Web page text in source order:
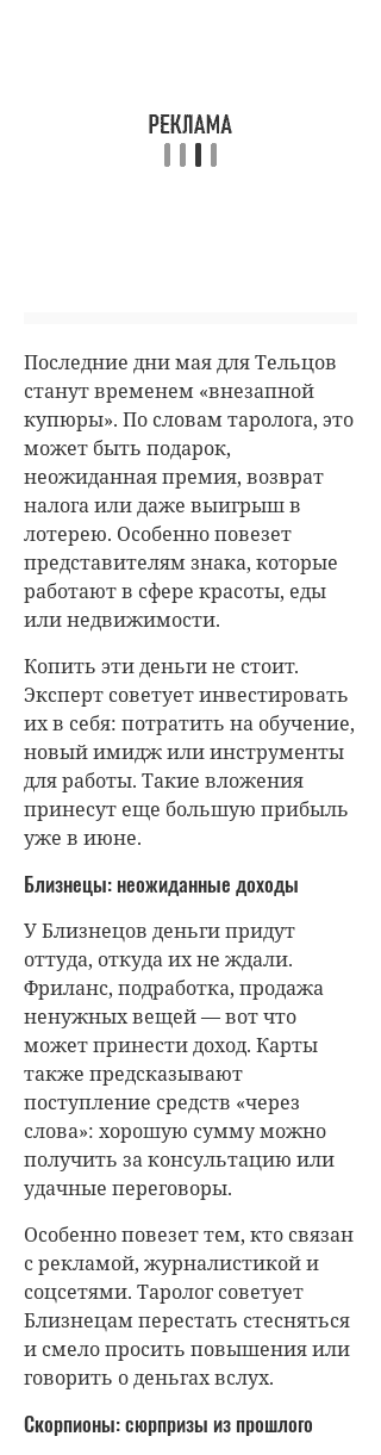
Последние дни мая для Тельцов
станут временем «внезапной
купюры». По словам таролога, это
может быть подарок,
неожиданная премия, возврат
налога или даже выигрыш в
лотерею. Особенно повезет
представителям знака, которые
работают в сфере красоты, еды
или недвижимости.
Копить эти деньги не стоит.
Эксперт советует инвестировать
их в себя: потратить на обучение,
новый имидж или инструменты
для работы. Такие вложения
принесут еще большую прибыль
уже в июне.
Близнецы: неожиданные доходы
У Близнецов деньги придут
оттуда, откуда их не ждали.
Фриланс, подработка, продажа
ненужных вещей — вот что
может принести доход. Карты
также предсказывают
поступление средств «через
слова»: хорошую сумму можно
получить за консультацию или
удачные переговоры.
Особенно повезет тем, кто связан
с рекламой, журналистикой и
соцсетями. Таролог советует
Близнецам перестать стесняться
и смело просить повышения или
говорить о деньгах вслух.
Скорпионы: сюрпризы из прошлого